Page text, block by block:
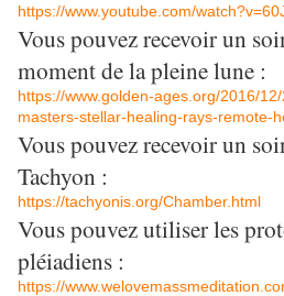
https://www.youtube.com/
Vous pouvez recevoir un
moment de la pleine lune :
https://www.golden-ages.org/2016/
masters-stellar-healing-rays-remote-
Vous pouvez recevoir un
Tachyon :
https://tachyonis.org/Chamber.html
Vous pouvez utiliser les
pléiadiens :
https://